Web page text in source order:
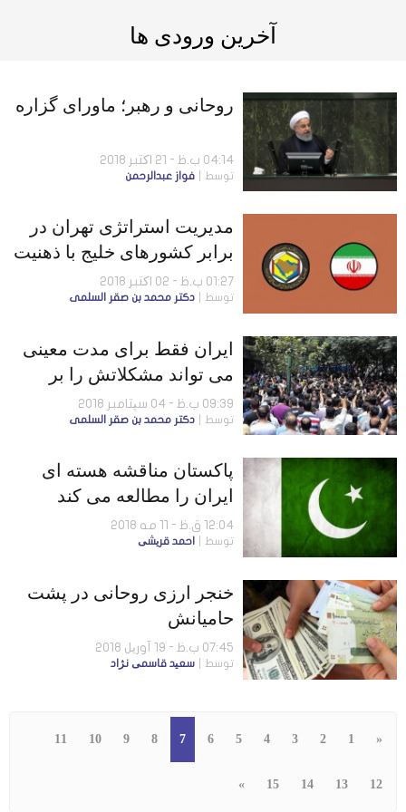
آخرین ورودی ها
روحانی و رهبر؛ ماورای گزاره
04:14 ب.ظ - 21 اکتبر 2018
توسط فواز عبدالرحمن
مدیریت استراتژی تهران در
برابر کشورهای خلیج با ذهنیت
ناسیونالیستی
01:27 ب.ظ - 02 اکتبر 2018
توسط دكتر محمد بن صقر السلمى
ایران فقط برای مدت معینی
می تواند مشکلاتش را بر
گردن دولت ترامپ بیاندازد!
09:39 ب.ظ - 04 سپتامبر 2018
توسط دكتر محمد بن صقر السلمى
پاکستان مناقشه هسته ای
ایران را مطالعه می کند
12:04 ق.ظ - 11 مه 2018
توسط احمد قریشی
خنجر ارزی روحانی در پشت
حامیانش
07:45 ب.ظ - 19 آوریل 2018
توسط سعید قاسمی نژاد
«
1
2
3
4
5
6
7
8
9
10
11
12
13
14
15
»